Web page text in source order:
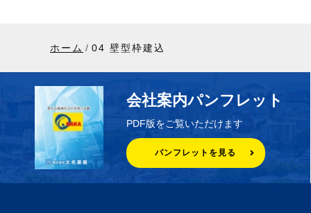
ホーム 04 壁型枠建込
会社案内パンフレット
PDF版をご覧いただけます
パンフレットを見る